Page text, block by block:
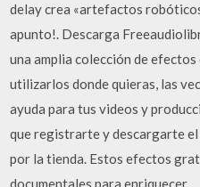
delay crea «artefactos
apunto!. Descarga
una amplia colección de efectos
utilizarlos donde quieras, las
ayuda para tus videos y
que registrarte y descargarte
por la tienda. Estos efectos
documentales para enriquecer